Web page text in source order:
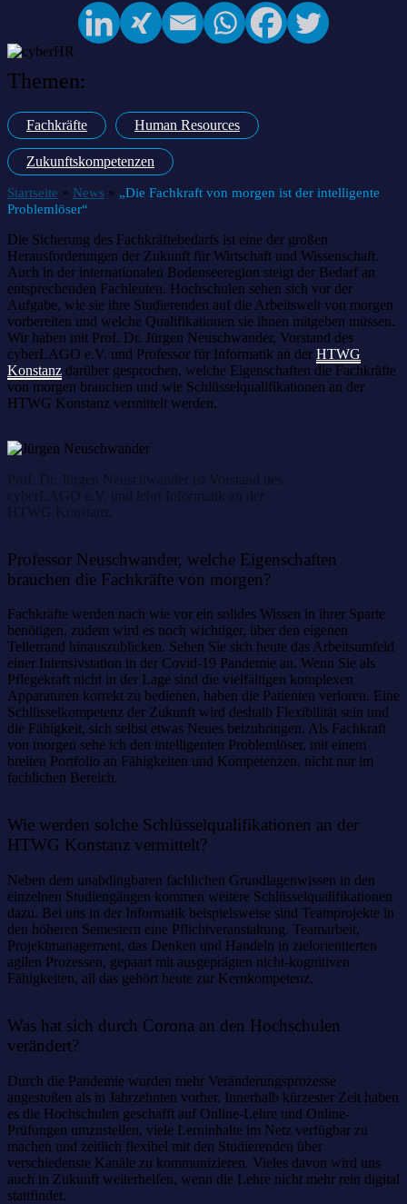
Themen:
Fachkräfte Human Resources
Zukunftskompetenzen
Startseite » News » „Die Fachkraft von morgen ist der intelligente
Problemlöser“
Die Sicherung des Fachkräftebedarfs ist eine der großen
Herausforderungen der Zukunft für Wirtschaft und Wissenschaft.
Auch in der internationalen Bodenseeregion steigt der Bedarf an
entsprechenden Fachleuten. Hochschulen sehen sich vor der
Aufgabe, wie sie ihre Studierenden auf die Arbeitswelt von morgen
vorbereiten und welche Qualifikationen sie ihnen mitgeben müssen.
Wir haben mit Prof. Dr. Jürgen Neuschwander, Vorstand des
cyberLAGO e.V. und Professor für Informatik an der HTWG
Konstanz darüber gesprochen, welche Eigenschaften die Fachkräfte
von morgen brauchen und wie Schlüsselqualifikationen an der
HTWG Konstanz vermittelt werden.
Prof. Dr. Jürgen Neuschwander ist Vorstand des
cyberLAGO e.V. und lehrt Informatik an der
HTWG Konstanz.
Professor Neuschwander, welche Eigenschaften
brauchen die Fachkräfte von morgen?
Fachkräfte werden nach wie vor ein solides Wissen in ihrer Sparte
benötigen, zudem wird es noch wichtiger, über den eigenen
Tellerrand hinauszublicken. Sehen Sie sich heute das Arbeitsumfeld
einer Intensivstation in der Covid-19 Pandemie an. Wenn Sie als
Pflegekraft nicht in der Lage sind die vielfältigen komplexen
Apparaturen korrekt zu bedienen, haben die Patienten verloren. Eine
Schlüsselkompetenz der Zukunft wird deshalb Flexibilität sein und
die Fähigkeit, sich selbst etwas Neues beizubringen. Als Fachkraft
von morgen sehe ich den intelligenten Problemlöser, mit einem
breiten Portfolio an Fähigkeiten und Kompetenzen, nicht nur im
fachlichen Bereich.
Wie werden solche Schlüsselqualifikationen an der
HTWG Konstanz vermittelt?
Neben dem unabdingbaren fachlichen Grundlagenwissen in den
einzelnen Studiengängen kommen weitere Schlüsselqualifikationen
dazu. Bei uns in der Informatik beispielsweise sind Teamprojekte in
den höheren Semestern eine Pflichtveranstaltung. Teamarbeit,
Projektmanagement, das Denken und Handeln in zielorientierten
agilen Prozessen, gepaart mit ausgeprägten nicht-kognitiven
Fähigkeiten, all das gehört heute zur Kernkompetenz.
Was hat sich durch Corona an den Hochschulen
verändert?
Durch die Pandemie wurden mehr Veränderungsprozesse
angestoßen als in Jahrzehnten vorher. Innerhalb kürzester Zeit haben
es die Hochschulen geschafft auf Online-Lehre und Online-
Prüfungen umzustellen, viele Lerninhalte im Netz verfügbar zu
machen und zeitlich flexibel mit den Studierenden über
verschiedenste Kanäle zu kommunizieren. Vieles davon wird uns
auch in Zukunft weiterhelfen, wenn die Lehre nicht mehr rein digital
stattfindet.